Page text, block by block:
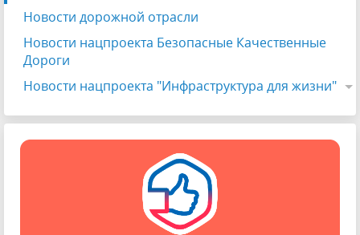
Новости дорожной отрасли
Новости нацпроекта Безопасные Качественные
Дороги
Новости нацпроекта "Инфраструктура для жизни"